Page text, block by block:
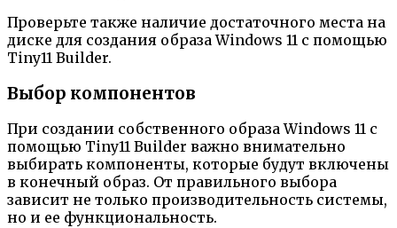
Проверьте также наличие достаточного места на
диске для создания образа Windows 11 с помощью
Tiny11 Builder.
Выбор компонентов
При создании собственного образа Windows 11 с
помощью Tiny11 Builder важно внимательно
выбирать компоненты, которые будут включены
в конечный образ. От правильного выбора
зависит не только производительность системы,
но и ее функциональность.